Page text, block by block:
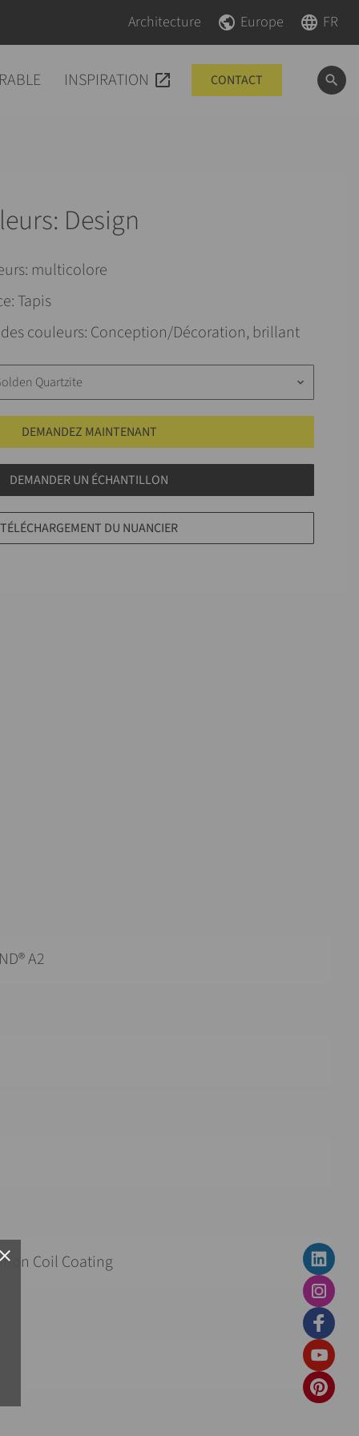
Aller au contenu
Architecture Aller au contenu Europe FR
INSPIRATION CONTACT
close
Design
multicolore
Tapis
couleurs: Conception/Décoration, brillant
Quartzite keyboard_arrow_down
DEMANDEZ MAINTENANT
DEMANDER UN ÉCHANTILLON
TÉLÉCHARGEMENT DU NUANCIER
A2
Coil Coating